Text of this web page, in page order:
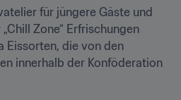
für jüngere Gäste und
Zone“ Erfrischungen
Eissorten, die von den
innerhalb der Konföderation